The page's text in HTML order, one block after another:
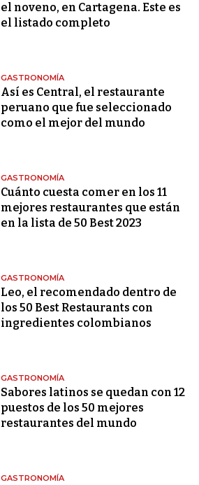
el noveno, en Cartagena. Este es
el listado completo
GASTRONOMÍA
Así es Central, el restaurante
peruano que fue seleccionado
como el mejor del mundo
GASTRONOMÍA
Cuánto cuesta comer en los 11
mejores restaurantes que están
en la lista de 50 Best 2023
GASTRONOMÍA
Leo, el recomendado dentro de
los 50 Best Restaurants con
ingredientes colombianos
GASTRONOMÍA
Sabores latinos se quedan con 12
puestos de los 50 mejores
restaurantes del mundo
GASTRONOMÍA